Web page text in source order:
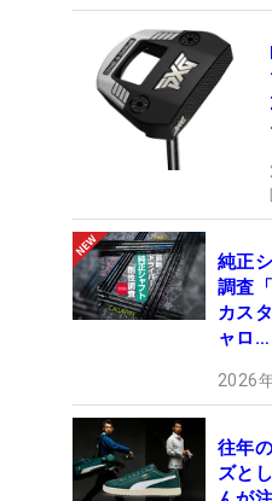
純正
調査
カス
ャロ…
2026
往年
ズと